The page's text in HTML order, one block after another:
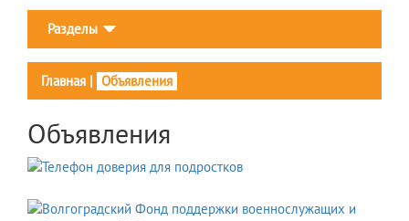
Разделы
Главная | Объявления
Объявления